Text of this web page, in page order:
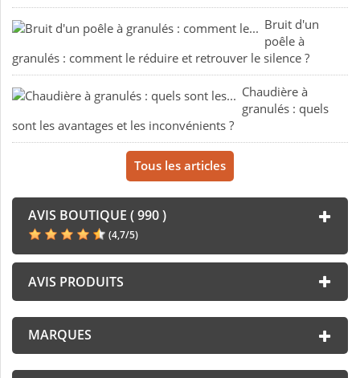
Bruit d'un
poêle à
granulés : comment le réduire et retrouver le silence ?
Chaudière à
granulés : quels
sont les avantages et les inconvénients ?
Tous les articles
AVIS BOUTIQUE ( 990 )
(4,7/5)
AVIS PRODUITS
MARQUES